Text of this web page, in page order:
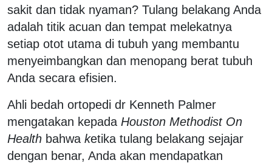
sakit dan tidak nyaman? Tulang belakang Anda
adalah titik acuan dan tempat melekatnya
setiap otot utama di tubuh yang membantu
menyeimbangkan dan menopang berat tubuh
Anda secara efisien.
Ahli bedah ortopedi dr Kenneth Palmer
mengatakan kepada Houston Methodist On
Health bahwa ketika tulang belakang sejajar
dengan benar, Anda akan mendapatkan